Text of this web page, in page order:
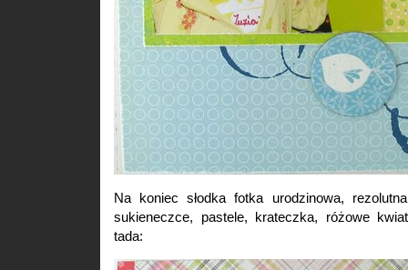
Na koniec słodka fotka urodzinowa,
sukieneczce, pastele, krateczka, różowe
tada: